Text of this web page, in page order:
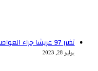
تضرر 97 عريشا جراء العواصف والأمطار بقرى في تكانت ولعصابه
يوليو 28, 2023